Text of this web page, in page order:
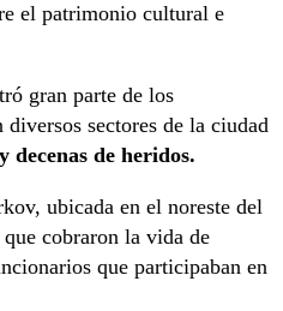
el patrimonio cultural e
gran parte de los
sectores de la ciudad
decenas de heridos.
ubicada en el noreste del
cobraron la vida de
que participaban en